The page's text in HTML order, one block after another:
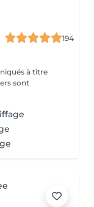
194
à titre
sont